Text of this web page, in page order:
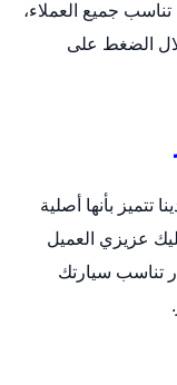
جميع العملاء،
الضغط على
تتميز بأنها أصلية
عزيزي العميل
تناسب سيارتك